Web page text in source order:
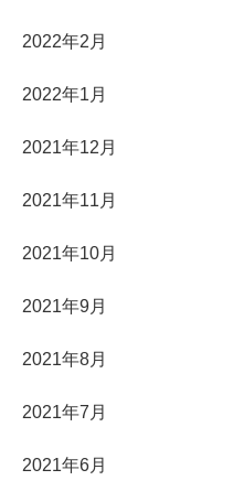
2022年2月
2022年1月
2021年12月
2021年11月
2021年10月
2021年9月
2021年8月
2021年7月
2021年6月